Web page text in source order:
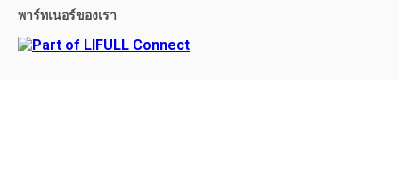
พาร์ทเนอร์ของเรา